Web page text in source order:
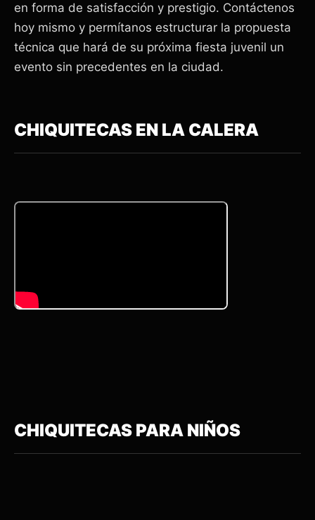
en forma de satisfacción y prestigio. Contáctenos
hoy mismo y permítanos estructurar la propuesta
técnica que hará de su próxima fiesta juvenil un
evento sin precedentes en la ciudad.
CHIQUITECAS EN LA CALERA
CHIQUITECAS PARA NIÑOS